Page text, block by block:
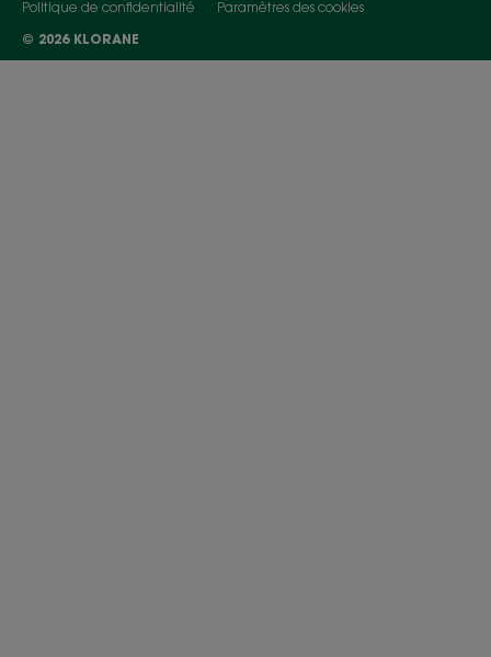
Politique de confidentialité
Paramètres des cookies
© 2026 KLORANE